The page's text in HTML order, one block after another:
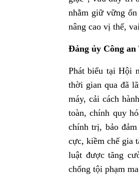
nhằm giữ vững
nâng cao vị thế,
Đảng ủy Công an
Phát biểu tại Hội
thời gian qua đã
máy, cải cách
toàn, chính quy
chính trị, bảo
cực, kiềm chế gia
luật được tăng
chống tội phạm